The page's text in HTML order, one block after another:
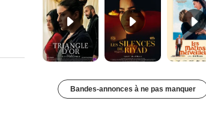
Bandes-annonces à ne pas manquer